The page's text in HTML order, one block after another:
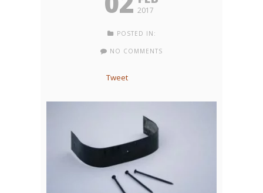
2017
POSTED IN:
NO COMMENTS
Tweet